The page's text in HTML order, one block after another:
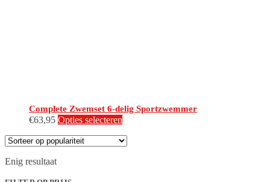
Complete Zwemset 6-delig Sportzwemmer
€63,95 Opties selecteren
heeft
Enig resultaat